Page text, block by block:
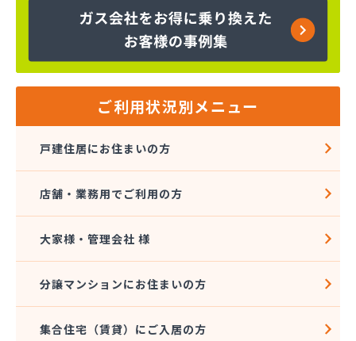
株式会社玉名商会
株式会社九州エネルギー協同管理
株式会社九州高圧容器検査所
株式会社熊本石油玉名充填所
株式会社古屋産業
株式会社城南ガス
株式会社人吉石油 本社・ガス部・人吉西給油所
株式会社翠松園G.G
株式会社竹本商会
株式会社島津商会
株式会社南九州マルヰガス
ご利用状況別メニュー
戸建住居にお住まいの方
店舗・業務用でご利用の方
大家様・管理会社 様
分譲マンションにお住まいの方
集合住宅（賃貸）にご入居の方